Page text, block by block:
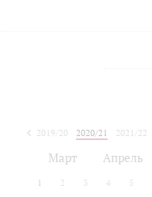
2019/20 2020/21 2021/22
Март Апрель
1 2 3 4 5